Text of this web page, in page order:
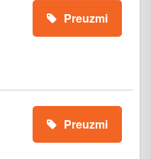
Preuzmi
Preuzmi